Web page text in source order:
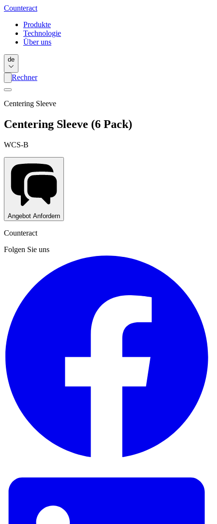
Counteract
Produkte
Technologie
Über uns
de
Rechner
Centering Sleeve
Centering Sleeve (6 Pack)
WCS-B
Angebot Anfordern
Counteract
Folgen Sie uns